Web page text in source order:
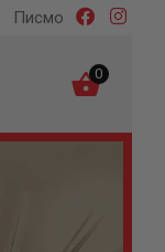
Писмо
0